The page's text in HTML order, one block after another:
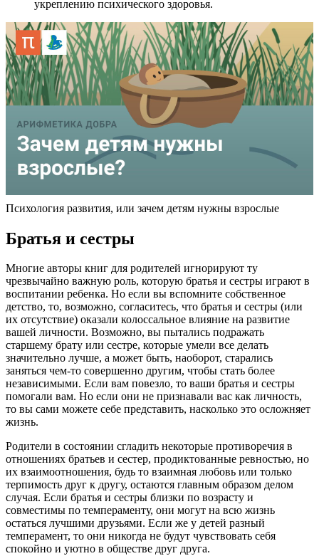
укреплению психического здоровья.
Психология развития, или зачем детям нужны взрослые
Братья и сестры
Многие авторы книг для родителей игнорируют ту
чрезвычайно важную роль, которую братья и сестры играют в
воспитании ребенка. Но если вы вспомните собственное
детство, то, возможно, согласитесь, что братья и сестры (или
их отсутствие) оказали колоссальное влияние на развитие
вашей личности. Возможно, вы пытались подражать
старшему брату или сестре, которые умели все делать
значительно лучше, а может быть, наоборот, старались
заняться чем-то совершенно другим, чтобы стать более
независимыми. Если вам повезло, то ваши братья и сестры
помогали вам. Но если они не признавали вас как личность,
то вы сами можете себе представить, насколько это осложняет
жизнь.
Родители в состоянии сгладить некоторые противоречия в
отношениях братьев и сестер, продиктованные ревностью, но
их взаимоотношения, будь то взаимная любовь или только
терпимость друг к другу, остаются главным образом делом
случая. Если братья и сестры близки по возрасту и
совместимы по темпераменту, они могут на всю жизнь
остаться лучшими друзьями. Если же у детей разный
темперамент, то они никогда не будут чувствовать себя
спокойно и уютно в обществе друг друга.